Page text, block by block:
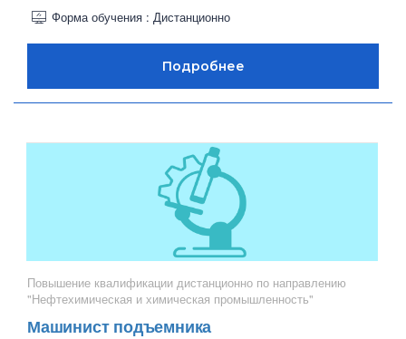
Форма обучения : Дистанционно
Повышение квалификации дистанционно по направлению
"Нефтехимическая и химическая промышленность"
Машинист подъемника